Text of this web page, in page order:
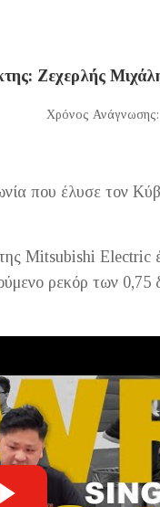
Ζεχερλής
Χρόνος
που έλυσε τον
Mitsubishi Electric
ρεκόρ των 0,75